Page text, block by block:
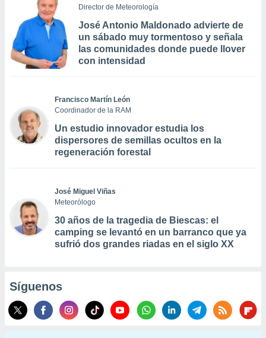
Director de Meteorología
José Antonio Maldonado advierte de
un sábado muy tormentoso y señala
las comunidades donde puede llover
con intensidad
Francisco Martín León
Coordinador de la RAM
Un estudio innovador estudia los
dispersores de semillas ocultos en la
regeneración forestal
José Miguel Viñas
Meteorólogo
30 años de la tragedia de Biescas: el
camping se levantó en un barranco que ya
sufrió dos grandes riadas en el siglo XX
Síguenos